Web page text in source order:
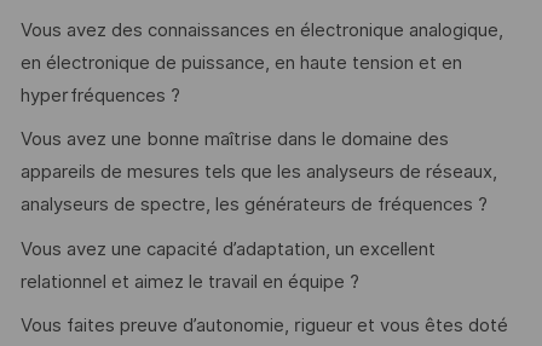
Vous avez des connaissances en électronique analogique,
en électronique de puissance, en haute tension et en
hyperfréquences ?
Vous avez une bonne maîtrise dans le domaine des
appareils de mesures tels que les analyseurs de réseaux,
analyseurs de spectre, les générateurs de fréquences ?
Vous avez une capacité d’adaptation, un excellent
relationnel et aimez le travail en équipe ?
Vous faites preuve d’autonomie, rigueur et vous êtes doté